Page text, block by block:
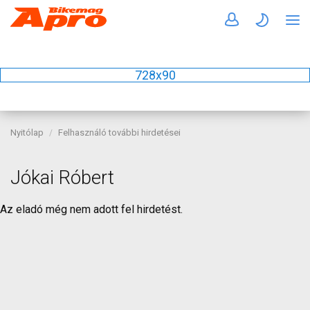
728x90
Nyitólap Felhasználó további hirdetései
Jókai Róbert
Az eladó még nem adott fel hirdetést.